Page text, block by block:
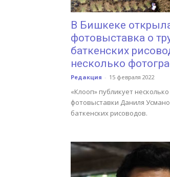
В Бишкеке
фотовыставка о
баткенских
несколько
Редакция - 15 февраля 2022
«Клооп» публикует
фотовыставки Даниля
баткенских рисоводов.